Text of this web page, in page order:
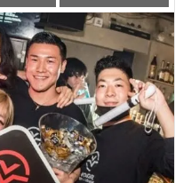
髭(ひげ)OK